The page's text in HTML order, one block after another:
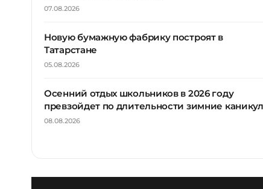
07.08.2026
Новую бумажную фабрику построят в
Татарстане
05.08.2026
Осенний отдых школьников в 2026 году
превзойдет по длительности зимние
08.08.2026